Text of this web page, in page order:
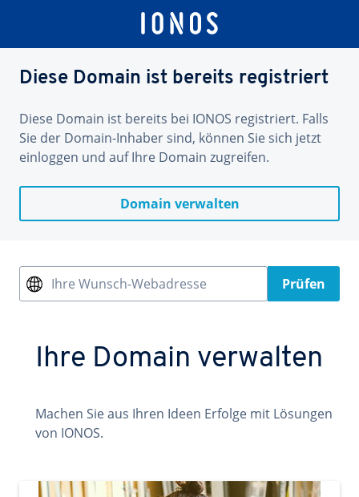
Diese Domain ist bereits registriert
Diese Domain ist bereits bei IONOS registriert. Falls
Sie der Domain-Inhaber sind, können Sie sich jetzt
einloggen und auf Ihre Domain zugreifen.
Domain verwalten
Ihre Wunsch-Webadresse Prüfen
Ihre Domain verwalten
Machen Sie aus Ihren Ideen Erfolge mit Lösungen
von IONOS.